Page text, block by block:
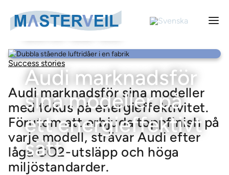
Sök
Sök
efter:
Luftridåkategorier
Luftridåer till logistik- och industriportar
Luftridåer till kylrum
Luftridåer till frysrum
Luftridåer
Luftridåaggregat AS-K – Extern fläkt
Luftridåaggregat ASE-K – Extern fläkt
Nyheter
Audi marknadsför
sina modeller på
ett energieffektivt
sätt
2019-06-05
Success stories
Audi marknadsför sina modeller
med fokus på energieffektivitet.
Förutom att erbjuda toppfinish på
varje modell, strävar Audi efter
låga CO2-utsläpp och höga
miljöstandarder.